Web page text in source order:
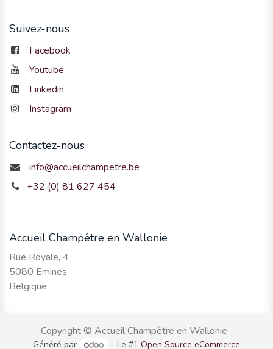
Suivez-nous
Facebook
Youtube
Linkedin
Instagram
Contactez-nous
info@accueilchampetre.be
+32 (0) 81 627 454
Accueil Champêtre en Wallonie
Rue Royale, 4
5080 Emines
Belgique
Copyright © Accueil Champêtre en Wallonie
Généré par - Le #1Open Source eCommerce